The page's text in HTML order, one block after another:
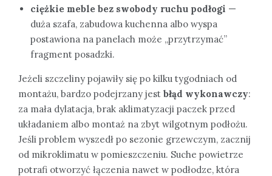
ciężkie meble bez swobody ruchu podłogi —
duża szafa, zabudowa kuchenna albo wyspa
postawiona na panelach może „przytrzymać”
fragment posadzki.
Jeżeli szczeliny pojawiły się po kilku tygodniach od
montażu, bardzo podejrzany jest błąd wykonawczy:
za mała dylatacja, brak aklimatyzacji paczek przed
układaniem albo montaż na zbyt wilgotnym podłożu.
Jeśli problem wyszedł po sezonie grzewczym, zacznij
od mikroklimatu w pomieszczeniu. Suche powietrze
potrafi otworzyć łączenia nawet w podłodze, która